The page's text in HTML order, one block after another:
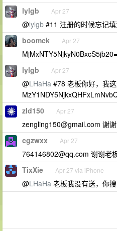
lylgb Apr 27
@lylgb #11 注册的时候忘记
boomck Apr 27
lylgb Apr 27
@LHaHa #78 老板你好，我
zld150 Apr 27
zengling150@gmail.com 谢
cgzwxx Apr 27
764146802@qq.com 谢谢老
TixXie Apr 27 via iPhone
@LHaHa 老板我没有送，你